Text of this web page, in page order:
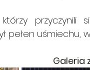
którzy
pełen uśmiechu,
Galeria